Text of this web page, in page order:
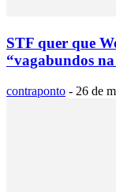
STF quer que
“vagabundos
contraponto - 26 de